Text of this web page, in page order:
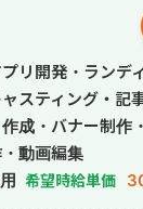
ャー企業 CTO経験
値改善までを
務自動化・業務
リ開発・ランデ
スティング・記
成・バナー制作
動画編集
希望時給単価